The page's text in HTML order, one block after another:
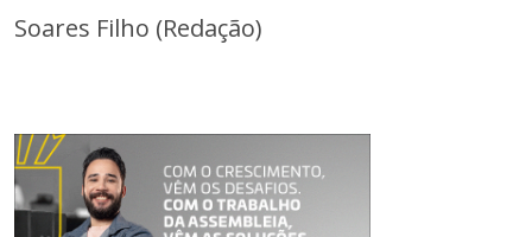
Soares Filho (Redação)